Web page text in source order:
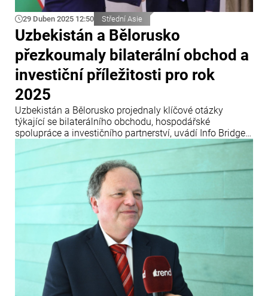
29 Duben 2025 12:50 Střední Asie
Uzbekistán a Bělorusko
přezkoumaly bilaterální obchod a
investiční příležitosti pro rok
2025
Uzbekistán a Bělorusko projednaly klíčové otázky
týkající se bilaterálního obchodu, hospodářské
spolupráce a investičního partnerství, uvádí Info Bridge s
odkazem na Trend.